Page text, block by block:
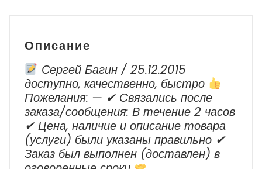
Описание
Сергей Багин / 25.12.2015
доступно, качественно, быстро
Пожелания: — ✔ Cвязались после
заказа/сообщения: В течение 2 часов
✔ Цена, наличие и описание товара
(услуги) были указаны правильно ✔
Заказ был выполнен (доставлен) в